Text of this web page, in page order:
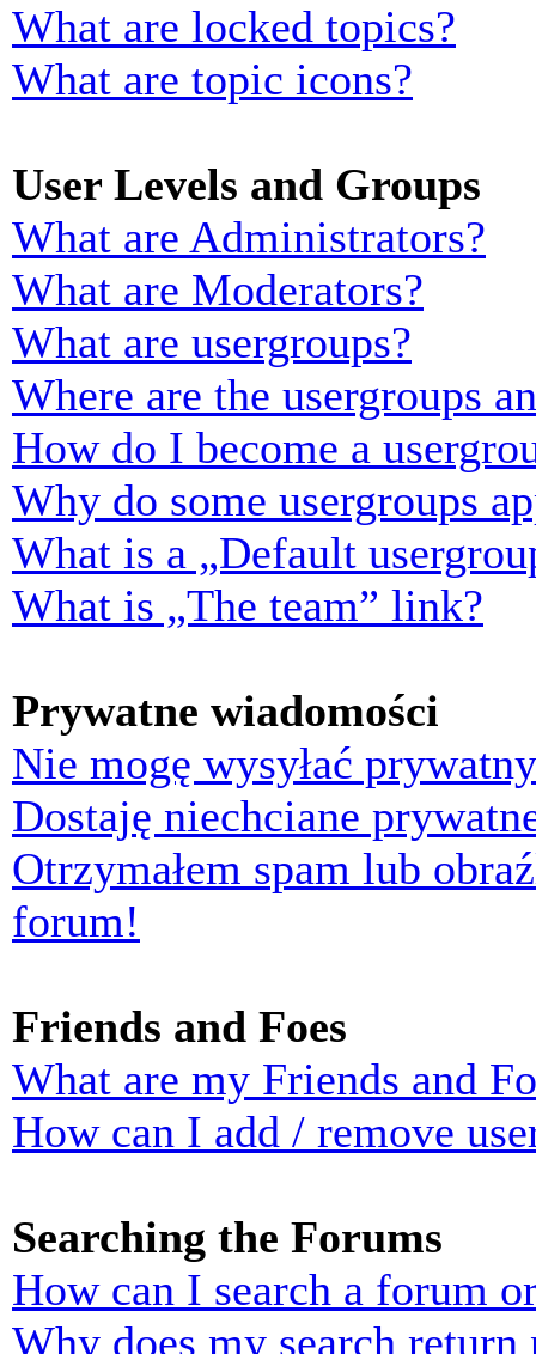
What are locked topics?
What are topic icons?
User Levels and Groups
What are Administrators?
What are Moderators?
What are usergroups?
Where are the usergroups
How do I become a
Why do some usergroups
What is a „Default
What is „The team” link?
Prywatne wiadomości
Nie mogę wysyłać
Dostaję niechciane
Otrzymałem spam lub
forum!
Friends and Foes
What are my Friends and
How can I add / remove
Searching the Forums
How can I search a forum
Why does my search return